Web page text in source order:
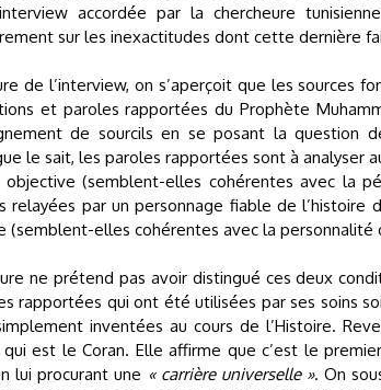
accordée par la chercheure
sur les inexactitudes dont cette dernière
de l’interview, on s’aperçoit que les sources
et paroles rapportées du Prophète
de sourcils en se posant la question
le sait, les paroles rapportées sont à analyser
objective (semblent-elles cohérentes avec la
relayées par un personnage fiable de l’histoire
(semblent-elles cohérentes avec la personnalité
ne prétend pas avoir distingué ces deux
rapportées qui ont été utilisées par ses soins
inventées au cours de l’Histoire.
qui est le Coran. Elle affirme que c’est le
lui procurant une « carrière universelle ». On